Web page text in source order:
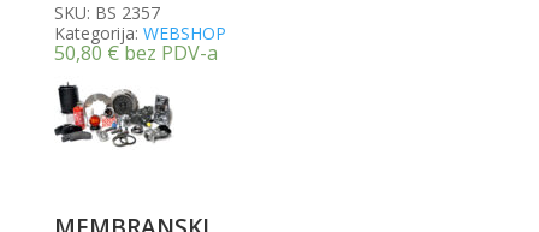
SKU: BS 2357
Kategorija: WEBSHOP
50,80 €bez PDV-a